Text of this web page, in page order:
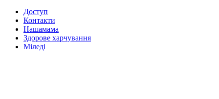
Доступ
Контакти
Нашамама
Здорове харчування
Міледі